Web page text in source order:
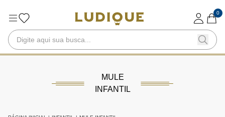
0
MULE
INFANTIL